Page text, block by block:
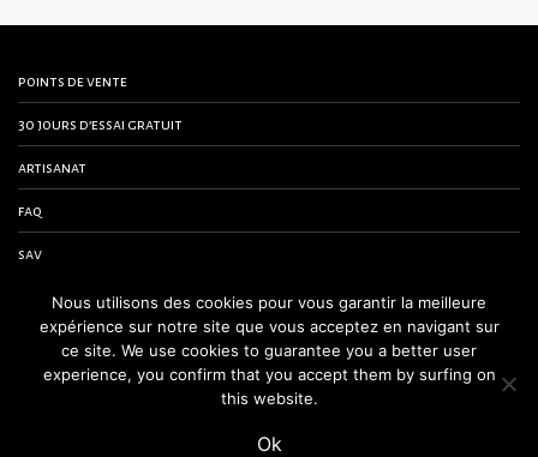
points de vente
30 jours d’essai gratuit
artisanat
faq
sav
contactez-nous
conditions générales de vente
mentions légales
Nous utilisons des cookies pour vous garantir la meilleure
expérience sur notre site que vous acceptez en navigant sur
ce site. We use cookies to guarantee you a better user
experience, you confirm that you accept them by surfing on
this website.
Ok